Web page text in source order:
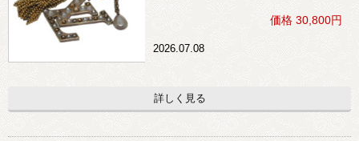
インストーン）
価格 30,800円
2026.07.08
詳しく見る